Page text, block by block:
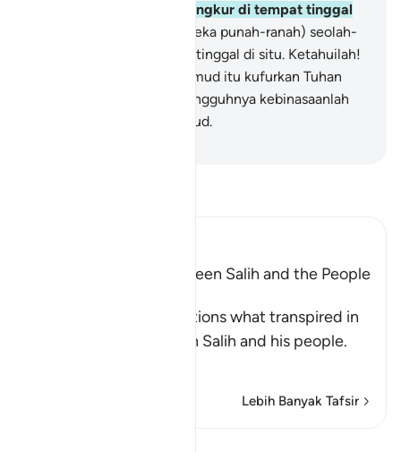
The Conversation between Salih and the People
Allah, the Exalted, mentions what transpired in
the discussion between Salih and his people.
Lebih Banyak Tafsir
mayat-mayat yang tersungkur di tempat tinggal
(Mereka punah-ranah) seolah-
olah mereka tidak pernah tinggal di situ. Ketahuilah!
Sesungguhnya kaum Thamud itu kufurkan Tuhan
mereka. Ketahuilah! Sesungguhnya kebinasaanlah
akhirnya bagi kaum Thamud.